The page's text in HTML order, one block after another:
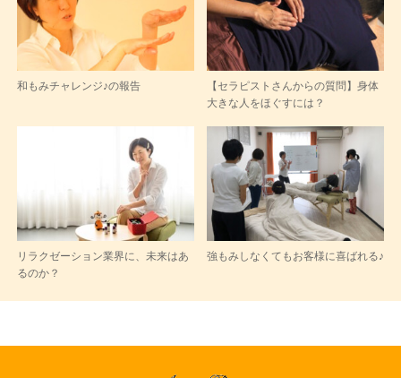
和もみチャレンジ♪の報告
【セラピストさんからの質問】身体
大きな人をほぐすには？
リラクゼーション業界に、未来はあ
るのか？
強もみしなくてもお客様に喜ばれる♪